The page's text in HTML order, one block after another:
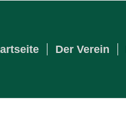
Der Verein